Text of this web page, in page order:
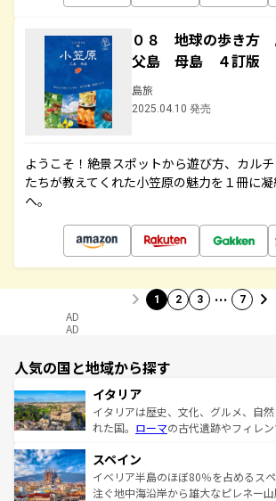
０８ 地球の歩き
父島 母島 ４訂版
島旅
2025.04.10 発売
ようこそ！絶景スポットから遊び方、カル
たちが教えてくれた小笠原の魅力を１冊に
へ。
1 2 3 … 7
AD
AD
人気の国と地域から探す
イタリア
イタリアは歴史、文化、グルメ、自
れた国。 ローマの古代遺跡やフィレ
ろん、トスカーナの美しい田園風景や
景など、自然景観も見逃せない。観
ピザやパスタなど、絶品のイタリア
スペイン
イベリア半島のほぼ80％を占めるス
注ぐ地中海沿岸から雄大なピレネー